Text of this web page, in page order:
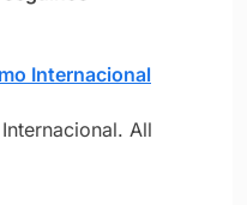
Internacional
All